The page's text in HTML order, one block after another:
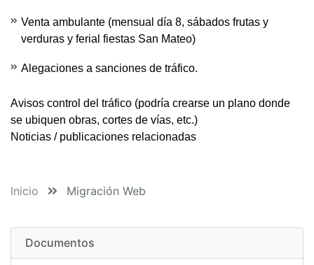
Venta ambulante (mensual día 8, sábados frutas y
verduras y ferial fiestas San Mateo)
Alegaciones a sanciones de tráfico.
Avisos control del tráfico (podría crearse un plano donde
se ubiquen obras, cortes de vías, etc.)
Noticias / publicaciones relacionadas
Inicio Migración Web
Documentos